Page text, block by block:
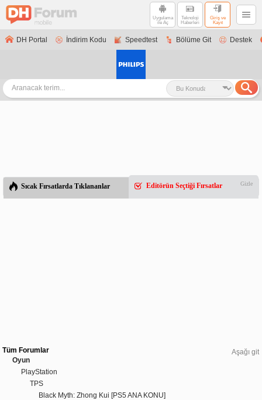
Uygulama
ile Aç
Teknoloji
Haberleri
Giriş ve
Kayıt
DH Portal İndirim Kodu Speedtest Bölüme Git Destek
Sıcak Fırsatlarda Tıklananlar Editörün Seçtiği Fırsatlar Gizle
Aşağı git
Tüm Forumlar
Oyun
PlayStation
TPS
Black Myth: Zhong Kui [PS5 ANA KONU]